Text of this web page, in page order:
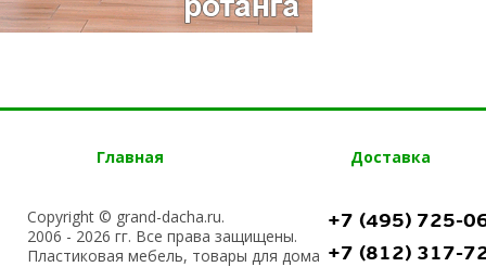
Главная Доставка
Copyright © grand-dacha.ru.
2006 - 2026 гг. Все права защищены.
Пластиковая мебель, товары для дома
+7 (495) 725-
+7 (812) 317-